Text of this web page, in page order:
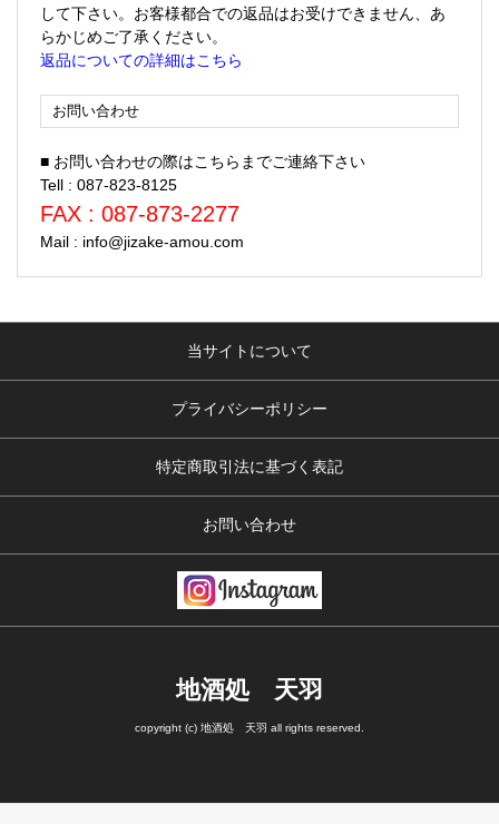
して下さい。お客様都合での返品はお受けできません、あ
らかじめご了承ください。
返品についての詳細はこちら
お問い合わせ
■ お問い合わせの際はこちらまでご連絡下さい
Tell : 087-823-8125
FAX : 087-873-2277
Mail : info@jizake-amou.com
当サイトについて
プライバシーポリシー
特定商取引法に基づく表記
お問い合わせ
地酒処 天羽
copyright (c) 地酒処 天羽 all rights reserved.